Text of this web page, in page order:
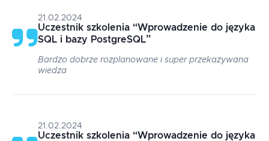
21.02.2024
Uczestnik szkolenia “Wprowadzenie do języka
SQL i bazy PostgreSQL”
Bardzo dobrze rozplanowane i super przekazywana
wiedza
21.02.2024
Uczestnik szkolenia “Wprowadzenie do języka